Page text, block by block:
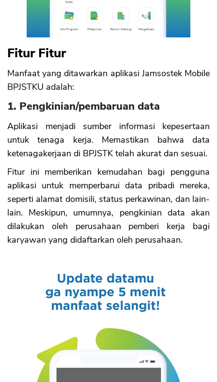
Fitur Fitur
Manfaat yang ditawarkan aplikasi Jamsostek Mobile
BPJSTKU adalah:
1. Pengkinian/pembaruan data
Aplikasi menjadi sumber informasi kepesertaan
untuk tenaga kerja. Memastikan bahwa data
ketenagakerjaan di BPJSTK telah akurat dan sesuai.
Fitur ini memberikan kemudahan bagi pengguna
aplikasi untuk memperbarui data pribadi mereka,
seperti alamat domisili, status perkawinan, dan lain-
lain. Meskipun, umumnya, pengkinian data akan
dilakukan oleh perusahaan pemberi kerja bagi
karyawan yang didaftarkan oleh perusahaan.